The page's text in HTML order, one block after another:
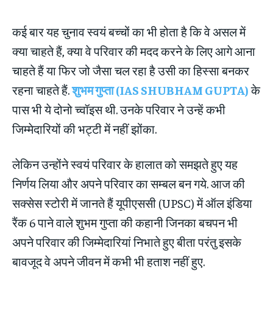
कई बार यह चुनाव स्वयं बच्चों का भी होता है कि वे असल में
क्या चाहते हैं, क्या वे परिवार की मदद करने के लिए आगे आना
चाहते हैं या फिर जो जैसा चल रहा है उसी का हिस्सा बनकर
रहना चाहते हैं.शुभम गुप्ता (IAS SHUBHAM GUPTA)के
पास भी ये दोनो च्वॉइस थी. उनके परिवार ने उन्हें कभी
जिम्मेदारियों की भट्टी में नहीं झोंका.
लेकिन उन्होंने स्वयं परिवार के हालात को समझते हुए यह
निर्णय लिया और अपने परिवार का सम्बल बन गये. आज की
सक्सेस स्टोरी में जानते हैं यूपीएससी (UPSC) में ऑल इंडिया
रैंक 6 पाने वाले शुभम गुप्ता की कहानी जिनका बचपन भी
अपने परिवार की जिम्मेदारियां निभाते हुए बीता परंतु इसके
बावजूद वे अपने जीवन में कभी भी हताश नहीं हुए.